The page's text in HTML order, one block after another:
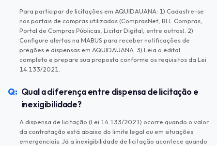
Para participar de licitações em AQUIDAUANA: 1) Cadastre-se
nos portais de compras utilizados (ComprasNet, BLL Compras,
Portal de Compras Públicas, Licitar Digital, entre outros). 2)
Configure alertas na MABUS para receber notificações de
pregões e dispensas em AQUIDAUANA. 3) Leia o edital
completo e prepare sua proposta conforme os requisitos da Lei
14.133/2021.
Qual a diferença entre dispensa de licitação e
inexigibilidade?
A dispensa de licitação (Lei 14.133/2021) ocorre quando o valor
da contratação está abaixo do limite legal ou em situações
emergenciais. Já a inexigibilidade de licitação acontece quando